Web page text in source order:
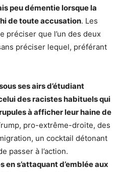
peu démentie lorsque la
de toute accusation. Les
préciser que l’un des deux
préciser lequel, préférant
ses airs d’étudiant
des racistes habituels qui
à afficher leur haine de
pro-extrême-droite, des
un cocktail détonant
passer à l’action.
s’attaquant d’emblée aux